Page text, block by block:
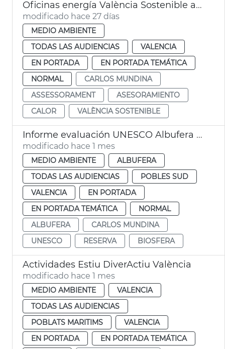
Oficinas energía València Sostenible asesoran en balde aire acondicionado
modificado hace 27 días
MEDIO AMBIENTE
TODAS LAS AUDIENCIAS
VALENCIA
EN PORTADA
EN PORTADA TEMÁTICA
NORMAL
CARLOS MUNDINA
ASSESSORAMENT
ASESORAMIENTO
CALOR
VALÈNCIA SOSTENIBLE
Informe evaluación UNESCO Albufera València reserva biosfera
modificado hace 1 mes
MEDIO AMBIENTE
ALBUFERA
TODAS LAS AUDIENCIAS
POBLES SUD
VALENCIA
EN PORTADA
EN PORTADA TEMÁTICA
NORMAL
ALBUFERA
CARLOS MUNDINA
UNESCO
RESERVA BIOSFERA
Actividades Estiu DiverActiu València
modificado hace 1 mes
MEDIO AMBIENTE
VALENCIA
TODAS LAS AUDIENCIAS
POBLATS MARITIMS
VALENCIA
EN PORTADA
EN PORTADA TEMÁTICA